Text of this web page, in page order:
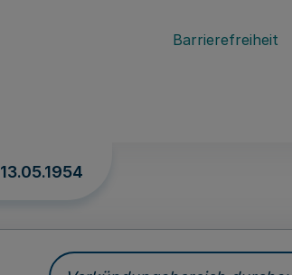
Barrierefreiheit
13.05.1954